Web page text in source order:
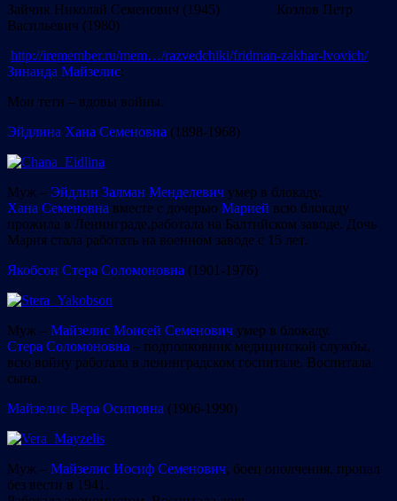
Зайчик Николай Семенович (1945) Козлов Петр
Васильевич (1980)
http://iremember.ru/mem…/razvedchiki/fridman-zakhar-lvovich/
Зинаида Майзелис:
Мои тети – вдовы войны.
Эйдлина Хана Семеновна (1898-1968)
Муж – Эйдлин Залман Менделевич умер в блокаду.
Хана Семеновна вместе с дочерью Марией всю блокаду
прожила в Ленинграде,работала на Балтийском заводе. Дочь
Мария стала работать на военном заводе с 15 лет.
Якобсон Стера Соломоновна (1901-1976)
Муж – Майзелис Моисей Семенович умер в блокаду.
Стера Соломоновна – подполковник медицинской службы,
всю войну работала в ленинградском госпитале. Воспитала
сына.
Майзелис Вера Осиповна (1906-1990)
Муж – Майзелис Иосиф Семенович, боец ополчения, пропал
без вести в 1941.